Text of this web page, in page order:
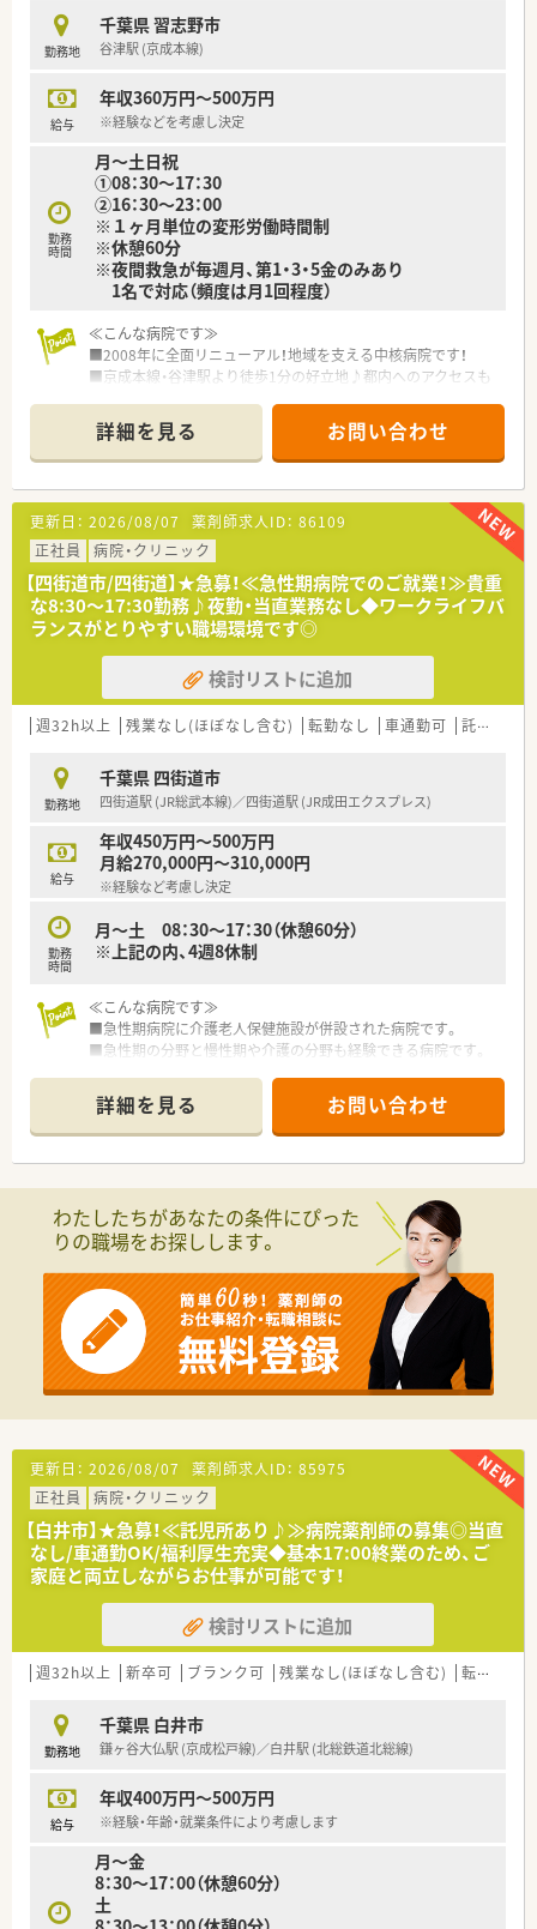
■医薬品管理
■ＤＩ業務
■病棟業務（病棟に専任薬剤師を配置）
≪おすすめポイント≫
治療に深く関わりたい方にお勧めの病院です。
■2020年に新説となり、アンプルピッカーをはじめ、機械化も進
んだ職場環境です。
■年間休日が122日と多いため、プライベートとの両立も可能で
す♪
■薬剤師は20代～50代の方が活躍中です！
■コミュニケーションが取りやすい雰囲気で、入社後も安心して
勤務地
千葉県 習志野市
谷津駅 (京成本線)
給与
年収360万円～500万円
※経験などを考慮し決定
勤務
時間
月～土日祝
①08：30～17：30
②16：30～23：00
※１ヶ月単位の変形労働時間制
※休憩60分
※夜間救急が毎週月、第1・3・5金のみあり
1名で対応（頻度は月1回程度）
≪こんな病院です≫
■2008年に全面リニューアル！地域を支える中核病院です！
■京成本線・谷津駅より徒歩1分の好立地♪都内へのアクセスも
■総合医療を提供する病院として救急医療、がん診療連携協力病
院、在宅療養後方支援病院など様々な役割を担う病院です。
■ワークライフバランスを重視しながら、経験を積んでいきたい
方におすすめ！
■残業は月平均10時間程、プライベートも充実！
■24時間託児所があり産休・育休を取得しながら長く働くこと
が可能です。託児所は小学校就学前まで利用できます！
■同一法人でリハビリ/居宅サービス/訪問看護等を展開中 予
防から治療、社会復帰までトータルに提供している組織です。
≪業務内容≫
■入院患者様の調剤、監査、服薬指導 ※外来は院外処方
■抗癌剤調製業務
■薬剤管理指導
■医薬品管理、医薬品情報管理
緩和ケア等）
≪おすすめポイント≫
■遅番対応の回数も少なく、当直業務もありません。
■抗がん剤のミキシング業務や、チーム医療への参画など病院薬
剤師としてスキルアップできる環境です。
■京成本線・谷津駅より徒歩1分の好立で通勤も大変便利な立地
詳細を見る お問い合わせ
更新日： 2026/08/07 薬剤師求人ID： 86109
正社員
病院・クリニック
【四街道市/四街道】★急募！≪急性期病院でのご就業！≫貴重
な8:30～17:30勤務♪夜勤・当直業務なし◆ワークライフバ
ランスがとりやすい職場環境です◎
検討リストに追加
週32h以上 残業なし(ほぼなし含む) 転勤なし 車通勤可 託児所あり
勤務地
千葉県 四街道市
四街道駅 (JR総武本線)／四街道駅 (JR成田エクスプレス)
給与
年収450万円～500万円
月給270,000円～310,000円
※経験など考慮し決定
勤務
時間
月～土 08：30～17：30（休憩60分）
※上記の内、4週8休制
≪こんな病院です≫
■急性期病院に介護老人保健施設が併設された病院です。
■急性期の分野と慢性期や介護の分野も経験できる病院です。
■他部署との連携もとりながら、業務の質を高めています。
■有給消化率も高く、残業も少ないのでメリハリのある生活を送
れます。
■当直なしの病院を希望の方
■一か所で長く働きたい方
詳細を見る お問い合わせ
わたしたちがあなたの条件にぴった
りの職場をお探しします。
更新日： 2026/08/07 薬剤師求人ID： 85975
正社員
病院・クリニック
【白井市】★急募！≪託児所あり♪≫病院薬剤師の募集◎当直
なし/車通勤OK/福利厚生充実◆基本17:00終業のため、ご
家庭と両立しながらお仕事が可能です！
検討リストに追加
週32h以上 新卒可 ブランク可 残業なし(ほぼなし含む) 転勤なし
勤務地
千葉県 白井市
鎌ヶ谷大仏駅 (京成松戸線)／白井駅 (北総鉄道北総線)
給与
年収400万円～500万円
※経験・年齢・就業条件により考慮します
月～金
8：30～17：00（休憩60分）
土